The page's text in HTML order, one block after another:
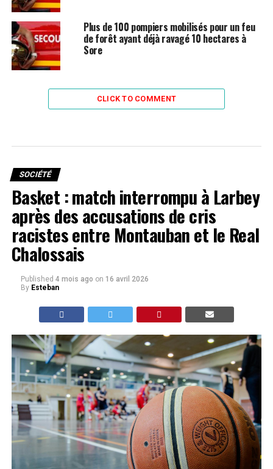
Plus de 100 pompiers mobilisés pour un feu
de forêt ayant déjà ravagé 10 hectares à
Sore
CLICK TO COMMENT
SOCIÉTÉ
Basket : match interrompu à Larbey
après des accusations de cris
racistes entre Montauban et le Real
Chalossais
Published 4 mois ago on 16 avril 2026
By Esteban